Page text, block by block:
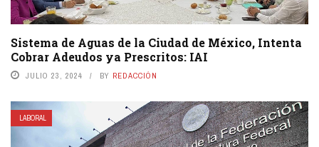
Sistema de Aguas de la Ciudad de México, Intenta
Cobrar Adeudos ya Prescritos: IAI
JULIO 23, 2024 BY REDACCIÓN
LABORAL